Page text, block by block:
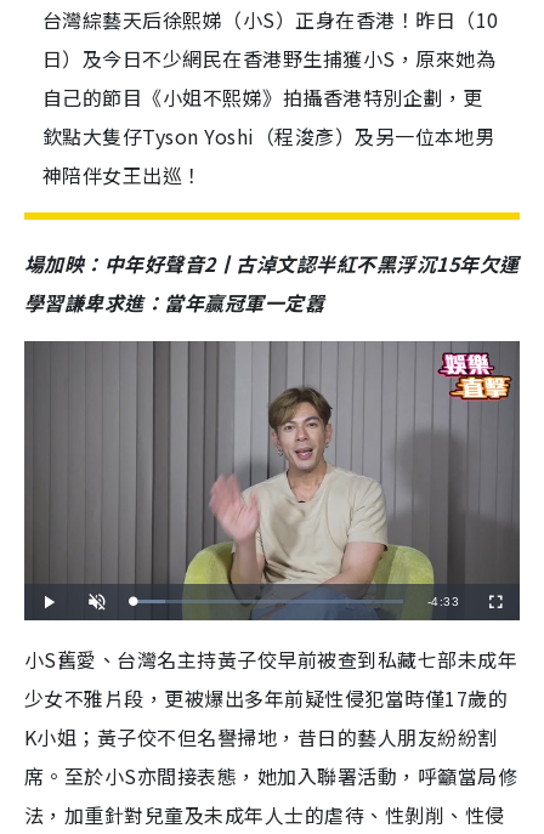
台灣綜藝天后徐熙娣（小S）正身在香港！昨日（10
日）及今日不少網民在香港野生捕獲小S，原來她為
自己的節目《小姐不熙娣》拍攝香港特別企劃，更
欽點大隻仔Tyson Yoshi（程浚彥）及另一位本地男
神陪伴女王出巡！
場加映：中年好聲音2丨古淖文認半紅不黑浮沉15年欠運
學習謙卑求進：當年贏冠軍一定囂
l
n
t
e
L
o
e
d
1
8
7
%
R
a
i
n
i
-4:33
u
s
c
e
e
小S舊愛、台灣名主持黃子佼早前被查到私藏七部未成年
少女不雅片段，更被爆出多年前疑性侵犯當時僅17歲的
K小姐；黃子佼不但名譽掃地，昔日的藝人朋友紛紛割
席。至於小S亦間接表態，她加入聯署活動，呼籲當局修
法，加重針對兒童及未成年人士的虐待、性剝削、性侵